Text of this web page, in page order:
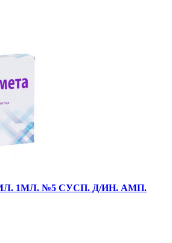
1МЛ. №5 СУСП. Д/ИН. АМП.